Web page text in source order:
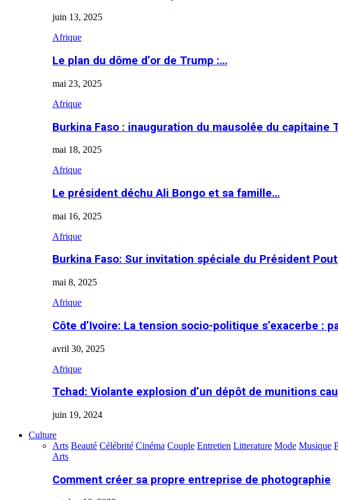
juin 13, 2025
Afrique
Le plan du dôme d’or de Trump :…
mai 23, 2025
Afrique
Burkina Faso : inauguration du mausolée du capitaine
mai 18, 2025
Afrique
Le président déchu Ali Bongo et sa famille…
mai 16, 2025
Afrique
Burkina Faso: Sur invitation spéciale du Président
mai 8, 2025
Afrique
Côte d’Ivoire: La tension socio-politique s’exacerbe :
avril 30, 2025
Afrique
Tchad: Violante explosion d’un dépôt de munitions
juin 19, 2024
Culture
Arts Beauté Célébrité Cinéma Couple Entretien Litterature Mode Musique
Arts
Comment créer sa propre entreprise de photographie